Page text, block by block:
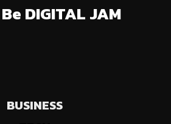
DIGITAL JAM
BUSINESS